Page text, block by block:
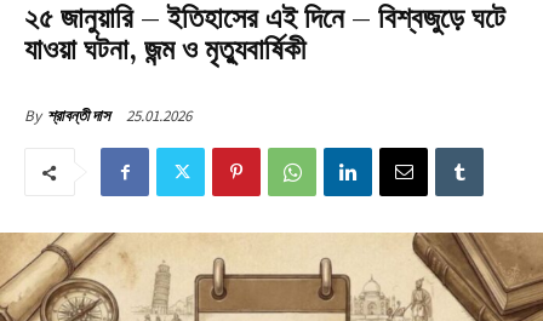
২৫ জানুয়ারি – ইতিহাসের এই দিনে – বিশ্বজুড়ে ঘটে
যাওয়া ঘটনা, জন্ম ও মৃত্যুবার্ষিকী
By শ্রাবন্তী দাস 25.01.2026